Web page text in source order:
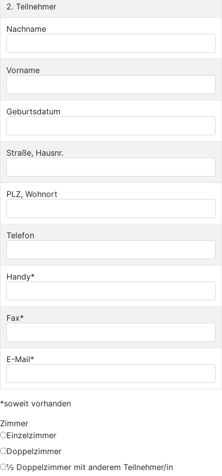
2. Teilnehmer
Nachname
Vorname
Geburtsdatum
Straße, Hausnr.
PLZ, Wohnort
Telefon
Handy*
Fax*
E-Mail*
*soweit vorhanden
Zimmer
Einzelzimmer
Doppelzimmer
½ Doppelzimmer mit anderem Teilnehmer/in